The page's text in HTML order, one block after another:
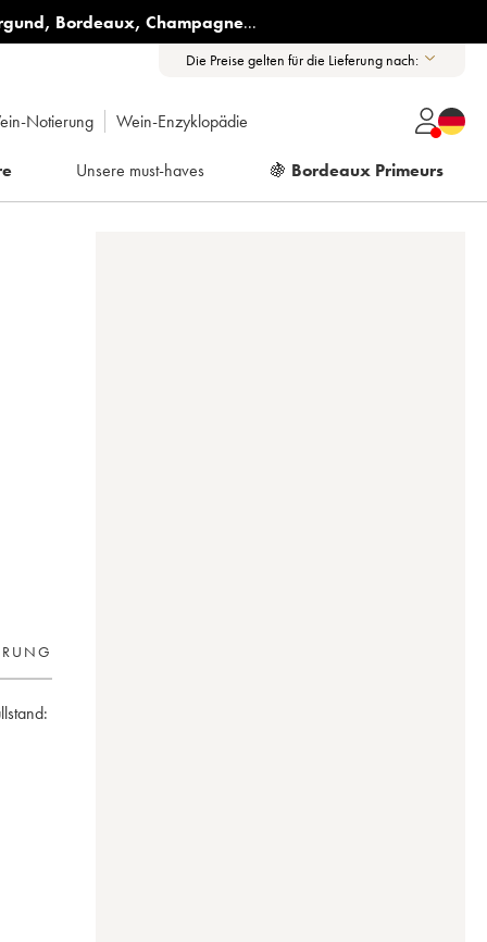
, Bordeaux, Champagne...
Die Preise gelten für die Lieferung nach:
Notierung Wein-Enzyklopädie
Unsere must-haves 🍇 Bordeaux Primeurs